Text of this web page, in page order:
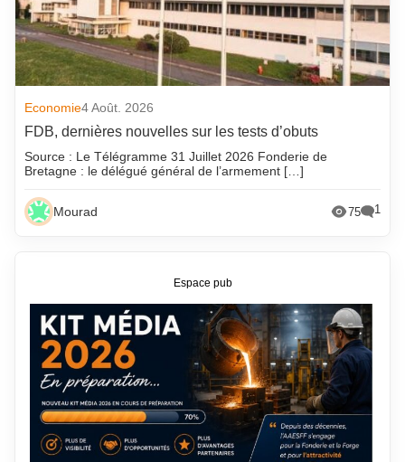
Economie4 Août. 2026
FDB, dernières nouvelles sur les tests d’obuts
Source : Le Télégramme 31 Juillet 2026 Fonderie de
Bretagne : le délégué général de l’armement […]
Mourad 75 1
Espace pub